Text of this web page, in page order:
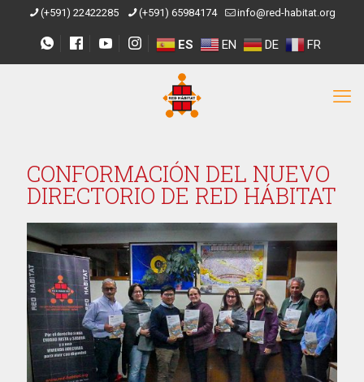
(+591) 22422285 (+591) 65984174 info@red-habitat.org
ES EN DE FR
CONFORMACIÓN DEL NUEVO
DIRECTORIO DE RED HÁBITAT